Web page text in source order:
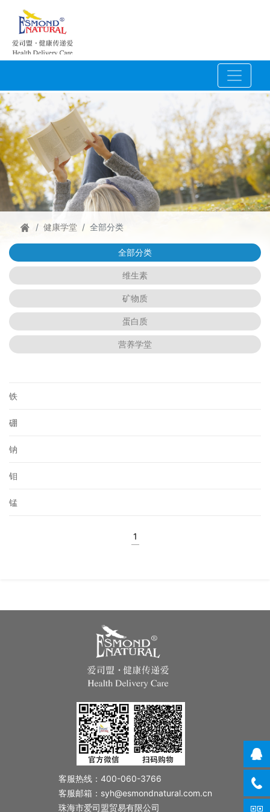
健康学堂 全部分类
全部分类
维生素
矿物质
蛋白质
营养学堂
铁
硼
钠
钼
锰
1
客服热线：400-060-3766
客服邮箱：syh@esmondnatural.com.cn
珠海市爱司盟贸易有限公司